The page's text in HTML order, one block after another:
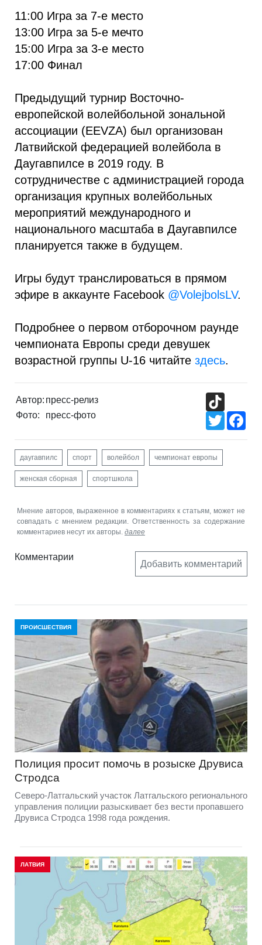
11:00 Игра за 7-е место
13:00 Игра за 5-е мечто
15:00 Игра за 3-е место
17:00 Финал
Предыдущий турнир Восточно-
европейской волейбольной зональной
ассоциации (EEVZA) был организован
Латвийской федерацией волейбола в
Даугавпилсе в 2019 году. В
сотрудничестве с администрацией города
организация крупных волейбольных
мероприятий международного и
национального масштаба в Даугавпилсе
планируется также в будущем.
Игры будут транслироваться в прямом
эфире в аккаунте Facebook @VolejbolsLV.
Подробнее о первом отборочном раунде
чемпионата Европы среди девушек
возрастной группы U-16 читайте здесь.
Автор: пресс-релиз
Фото:
пресс-фото
Twitter
даугавпилс спорт волейбол чемпионат европы
женская сборная спортшкола
Мнение авторов, выраженное в комментариях к статьям, может не
совпадать с мнением редакции. Ответственность за содержание
комментариев несут их авторы. далее
Комментарии
Добавить комментарий
ПРОИСШЕСТВИЯ
Полиция просит помочь в розыске Друвиса
Стродса
Северо-Латгальский участок Латгальского регионального
управления полиции разыскивает без вести пропавшего
Друвиса Стродса 1998 года рождения.
ЛАТВИЯ